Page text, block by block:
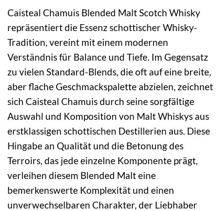
Caisteal Chamuis Blended Malt Scotch Whisky
repräsentiert die Essenz schottischer Whisky-
Tradition, vereint mit einem modernen
Verständnis für Balance und Tiefe. Im Gegensatz
zu vielen Standard-Blends, die oft auf eine breite,
aber flache Geschmackspalette abzielen, zeichnet
sich Caisteal Chamuis durch seine sorgfältige
Auswahl und Komposition von Malt Whiskys aus
erstklassigen schottischen Destillerien aus. Diese
Hingabe an Qualität und die Betonung des
Terroirs, das jede einzelne Komponente prägt,
verleihen diesem Blended Malt eine
bemerkenswerte Komplexität und einen
unverwechselbaren Charakter, der Liebhaber